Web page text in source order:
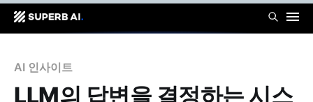
AI 인사이트
LLM의 답변을 결정하는 시스